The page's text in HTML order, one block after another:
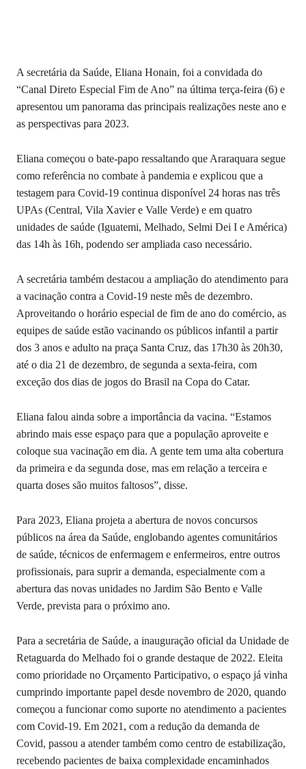
A secretária da Saúde, Eliana Honain, foi a convidada do
“Canal Direto Especial Fim de Ano” na última terça-feira (6) e
apresentou um panorama das principais realizações neste ano e
as perspectivas para 2023.
Eliana começou o bate-papo ressaltando que Araraquara segue
como referência no combate à pandemia e explicou que a
testagem para Covid-19 continua disponível 24 horas nas três
UPAs (Central, Vila Xavier e Valle Verde) e em quatro
unidades de saúde (Iguatemi, Melhado, Selmi Dei I e América)
das 14h às 16h, podendo ser ampliada caso necessário.
A secretária também destacou a ampliação do atendimento para
a vacinação contra a Covid-19 neste mês de dezembro.
Aproveitando o horário especial de fim de ano do comércio, as
equipes de saúde estão vacinando os públicos infantil a partir
dos 3 anos e adulto na praça Santa Cruz, das 17h30 às 20h30,
até o dia 21 de dezembro, de segunda a sexta-feira, com
exceção dos dias de jogos do Brasil na Copa do Catar.
Eliana falou ainda sobre a importância da vacina. “Estamos
abrindo mais esse espaço para que a população aproveite e
coloque sua vacinação em dia. A gente tem uma alta cobertura
da primeira e da segunda dose, mas em relação a terceira e
quarta doses são muitos faltosos”, disse.
Para 2023, Eliana projeta a abertura de novos concursos
públicos na área da Saúde, englobando agentes comunitários
de saúde, técnicos de enfermagem e enfermeiros, entre outros
profissionais, para suprir a demanda, especialmente com a
abertura das novas unidades no Jardim São Bento e Valle
Verde, prevista para o próximo ano.
Para a secretária de Saúde, a inauguração oficial da Unidade de
Retaguarda do Melhado foi o grande destaque de 2022. Eleita
como prioridade no Orçamento Participativo, o espaço já vinha
cumprindo importante papel desde novembro de 2020, quando
começou a funcionar como suporte no atendimento a pacientes
com Covid-19. Em 2021, com a redução da demanda de
Covid, passou a atender também como centro de estabilização,
recebendo pacientes de baixa complexidade encaminhados